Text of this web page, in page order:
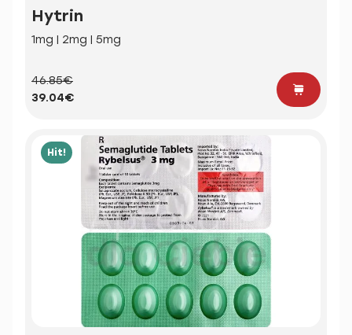
Hytrin
1mg | 2mg | 5mg
46.85€
39.04€
Hit!